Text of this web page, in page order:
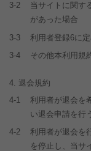
3-2
当サイトに関す
があった場合
3-3
利用者登録6に
3-4
その他本利用規
退会規約
4-1
利用者が退会を
い退会申請を行
4-2
利用者が退会を
を停止し、当サ